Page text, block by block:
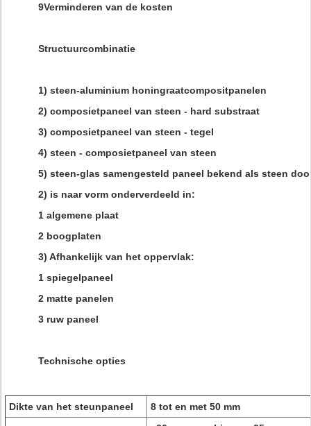
9Verminderen van de kosten
Structuurcombinatie
1) steen-aluminium honingraatcompositpanelen
2) composietpaneel van steen - hard substraat
3) composietpaneel van steen - tegel
4) steen - composietpaneel van steen
5) steen-glas samengesteld paneel bekend als steen
2) is naar vorm onderverdeeld in:
1 algemene plaat
2 boogplaten
3) Afhankelijk van het oppervlak:
1 spiegelpaneel
2 matte panelen
3 ruw paneel
Technische opties
Dikte van het steunpaneel
8 tot en met 50 mm